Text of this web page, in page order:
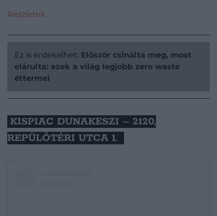
Részletek.
Ez is érdekelhet: Először csinálta meg, most
elárulta: ezek a világ legjobb zero waste
éttermei
KISPIAC DUNAKESZI – 2120,
REPÜLŐTÉRI UTCA 1.